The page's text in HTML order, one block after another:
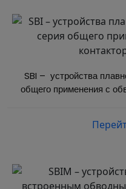
SBI –  устройства
общего применения с